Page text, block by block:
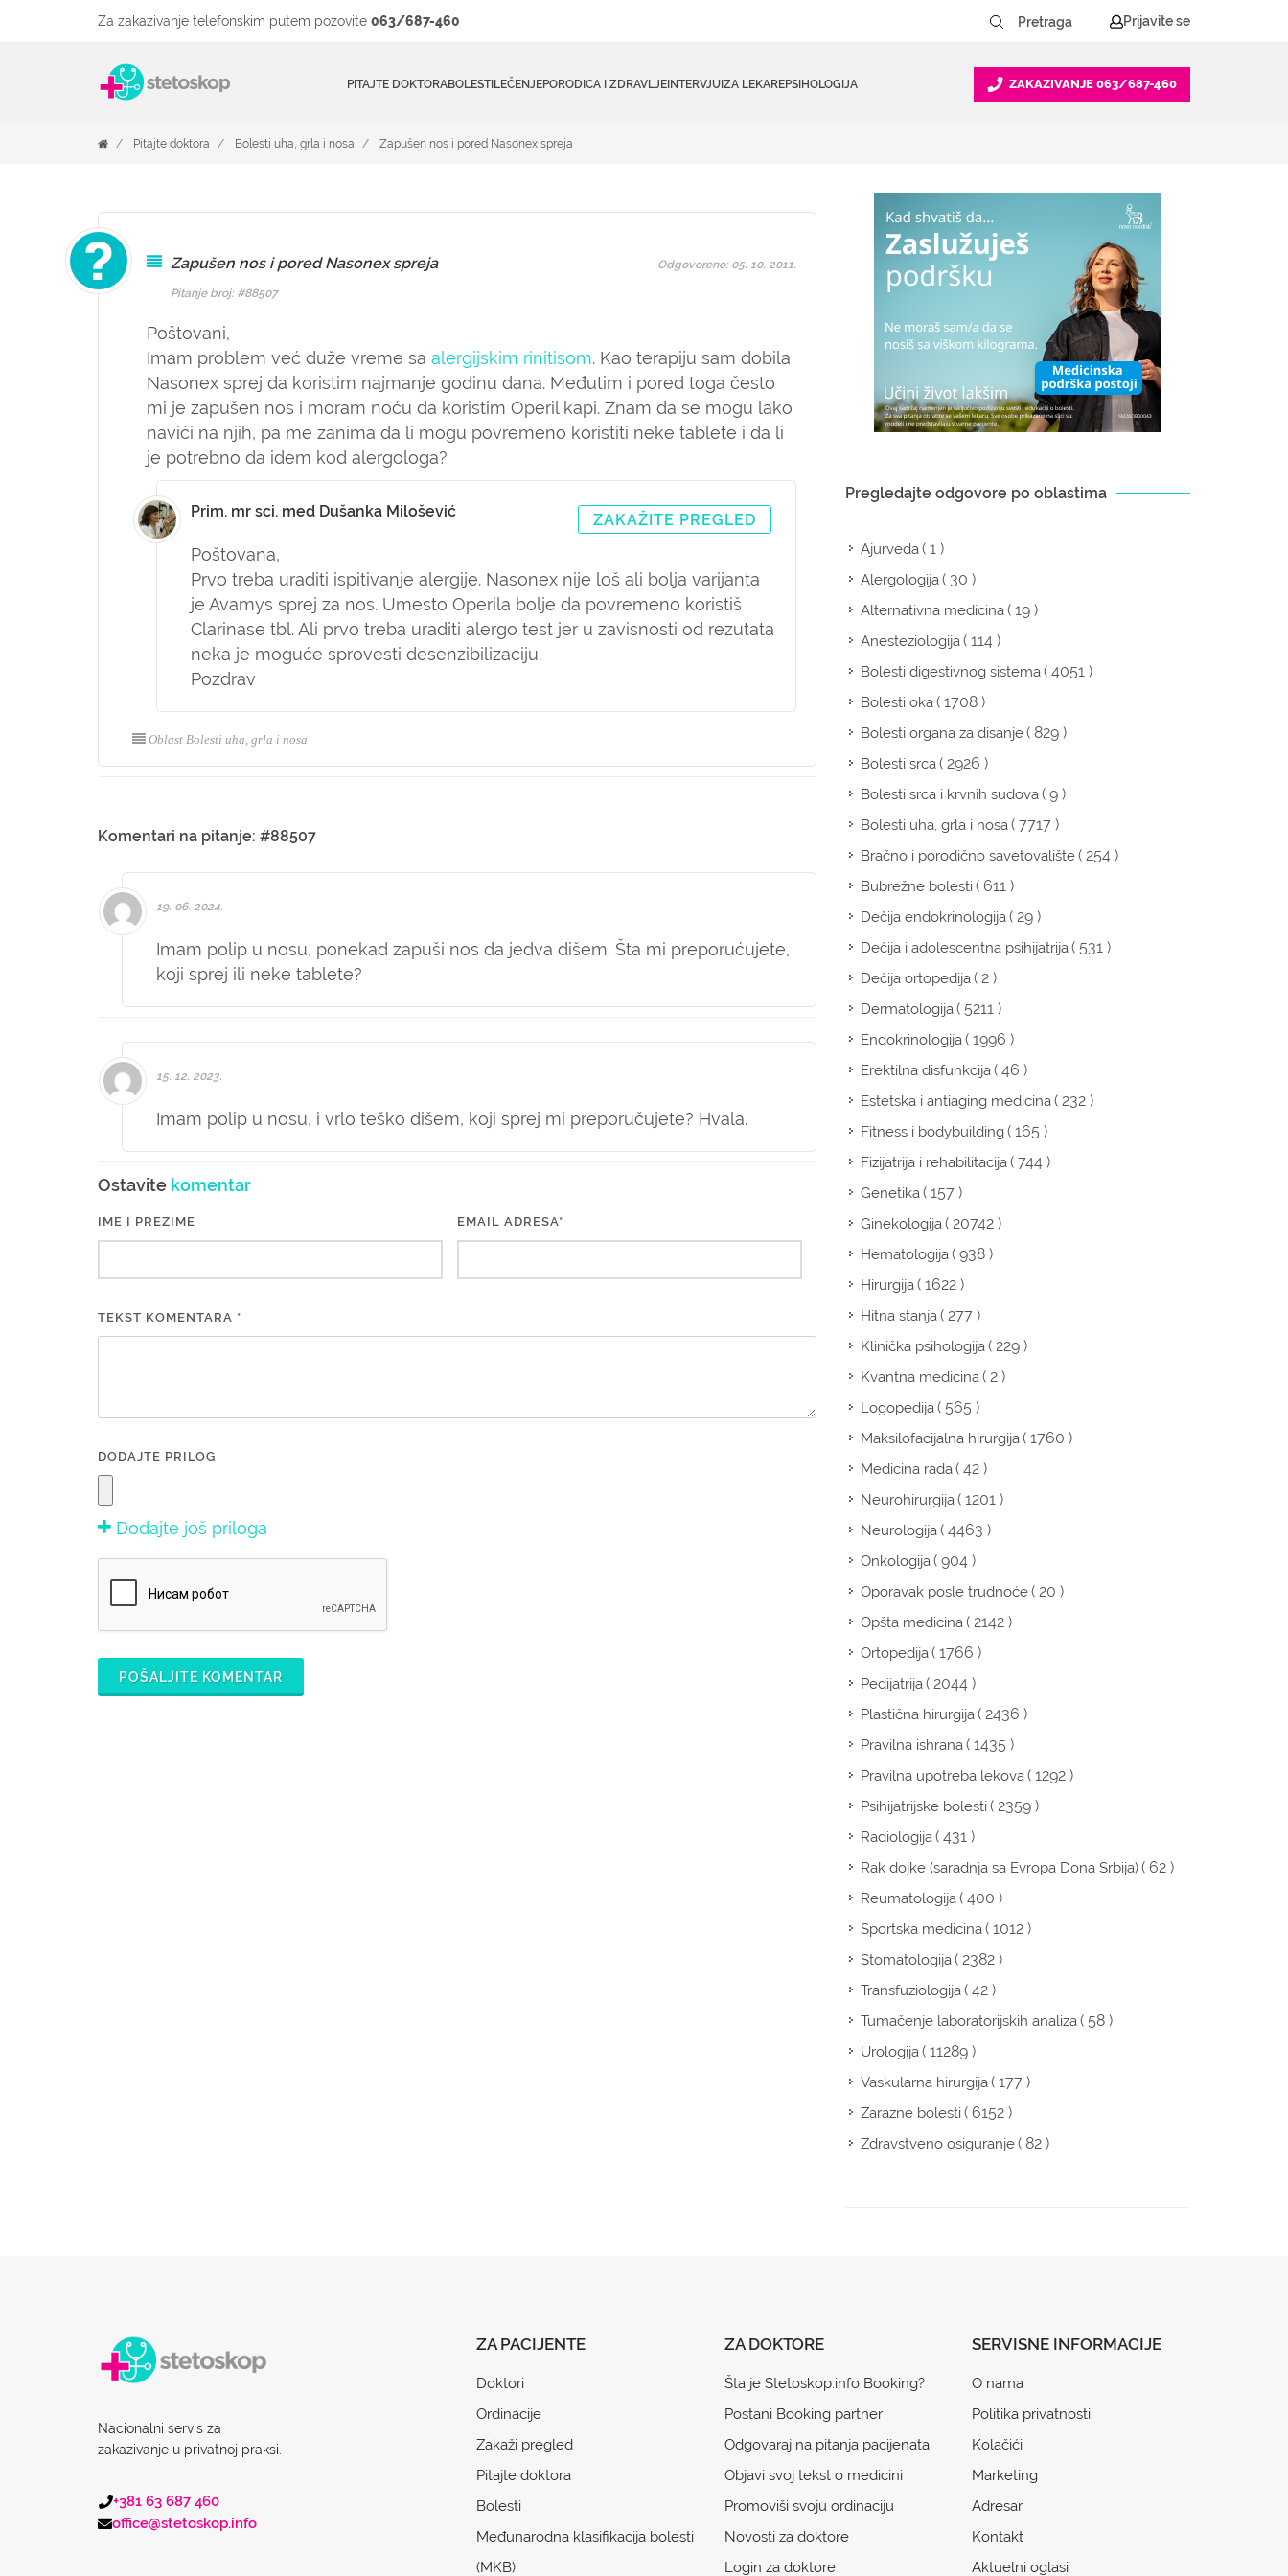
Za zakazivanje telefonskim putem pozovite 063/687-460 Prijavite se
PITAJTE DOKTORABOLESTILEČENJEPORODICA I ZDRAVLJEINTERVJUIZA LEKAREPSIHOLOGIJA ZAKAZIVANJE 063/687-460
Pitajte doktora Bolesti uha, grla i nosa Zapušen nos i pored Nasonex spreja
Zapušen nos i pored Nasonex spreja
Pitanje broj: #88507
Poštovani,
Imam problem već duže vreme sa alergijskim rinitisom. Kao terapiju sam dobila
Nasonex sprej da koristim najmanje godinu dana. Međutim i pored toga često
mi je zapušen nos i moram noću da koristim Operil kapi. Znam da se mogu lako
navići na njih, pa me zanima da li mogu povremeno koristiti neke tablete i da li
je potrebno da idem kod alergologa?
Odgovoreno: 05. 10. 2011.
Prim. mr sci. med Dušanka Milošević ZAKAŽITE PREGLED
Poštovana,
Prvo treba uraditi ispitivanje alergije. Nasonex nije loš ali bolja varijanta
je Avamys sprej za nos. Umesto Operila bolje da povremeno koristiš
Clarinase tbl. Ali prvo treba uraditi alergo test jer u zavisnosti od rezutata
neka je moguće sprovesti desenzibilizaciju.
Pozdrav
Oblast Bolesti uha, grla i nosa
Komentari na pitanje: #88507
19. 06. 2024.
Imam polip u nosu, ponekad zapuši nos da jedva dišem. Šta mi preporućujete,
koji sprej ili neke tablete?
15. 12. 2023.
Imam polip u nosu, i vrlo teško dišem, koji sprej mi preporučujete? Hvala.
Ostavite komentar
IME I PREZIME EMAIL ADRESA*
TEKST KOMENTARA *
DODAJTE PRILOG
Dodajte još priloga
POŠALJITE KOMENTAR
Pregledajte odgovore po oblastima
Ajurveda( 1 )
Alergologija( 30 )
Alternativna medicina( 19 )
Anesteziologija( 114 )
Bolesti digestivnog sistema( 4051 )
Bolesti oka( 1708 )
Bolesti organa za disanje( 829 )
Bolesti srca( 2926 )
Bolesti srca i krvnih sudova( 9 )
Bolesti uha, grla i nosa( 7717 )
Bračno i porodično savetovalište( 254 )
Bubrežne bolesti( 611 )
Dečija endokrinologija( 29 )
Dečija i adolescentna psihijatrija( 531 )
Dečija ortopedija( 2 )
Dermatologija( 5211 )
Endokrinologija( 1996 )
Erektilna disfunkcija( 46 )
Estetska i antiaging medicina( 232 )
Fitness i bodybuilding( 165 )
Fizijatrija i rehabilitacija( 744 )
Genetika( 157 )
Ginekologija( 20742 )
Hematologija( 938 )
Hirurgija( 1622 )
Hitna stanja( 277 )
Klinička psihologija( 229 )
Kvantna medicina( 2 )
Logopedija( 565 )
Maksilofacijalna hirurgija( 1760 )
Medicina rada( 42 )
Neurohirurgija( 1201 )
Neurologija( 4463 )
Onkologija( 904 )
Oporavak posle trudnoće( 20 )
Opšta medicina( 2142 )
Ortopedija( 1766 )
Pedijatrija( 2044 )
Plastična hirurgija( 2436 )
Pravilna ishrana( 1435 )
Pravilna upotreba lekova( 1292 )
Psihijatrijske bolesti( 2359 )
Radiologija( 431 )
Rak dojke (saradnja sa Evropa Dona Srbija)( 62 )
Reumatologija( 400 )
Sportska medicina( 1012 )
Stomatologija( 2382 )
Transfuziologija( 42 )
Tumačenje laboratorijskih analiza( 58 )
Urologija( 11289 )
Vaskularna hirurgija( 177 )
Zarazne bolesti( 6152 )
Zdravstveno osiguranje( 82 )
Nacionalni servis za
zakazivanje u privatnoj praksi.
+381 63 687 460
office@stetoskop.info
ZA PACIJENTE
Doktori
Ordinacije
Zakaži pregled
Pitajte doktora
Bolesti
Međunarodna klasifikacija bolesti
(MKB)
ZA DOKTORE
Šta je Stetoskop.info Booking?
Postani Booking partner
Odgovaraj na pitanja pacijenata
Objavi svoj tekst o medicini
Promoviši svoju ordinaciju
Novosti za doktore
Login za doktore
SERVISNE INFORMACIJE
O nama
Politika privatnosti
Kolačići
Marketing
Adresar
Kontakt
Aktuelni oglasi